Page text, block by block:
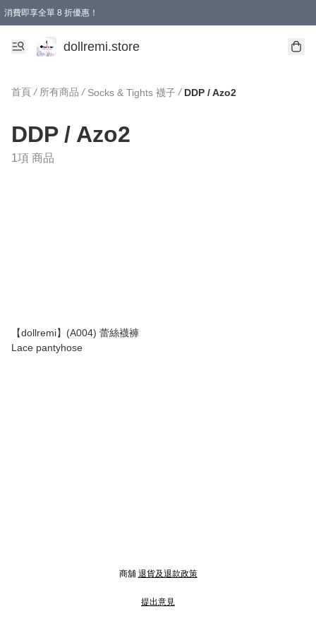
消費即享全單 8 折優惠！
購物滿 HKD 1500.00即享免運費優惠！（適用於 本地送貨、本地取貨、國際送貨 )
dollremi.store
首頁 / 所有商品 / Socks & Tights 襪子 / DDP / Azo2
DDP / Azo2
1項 商品
【dollremi】(A004) 蕾絲襪褲
Lace pantyhose
商舖 退貨及退款政策
提出意見